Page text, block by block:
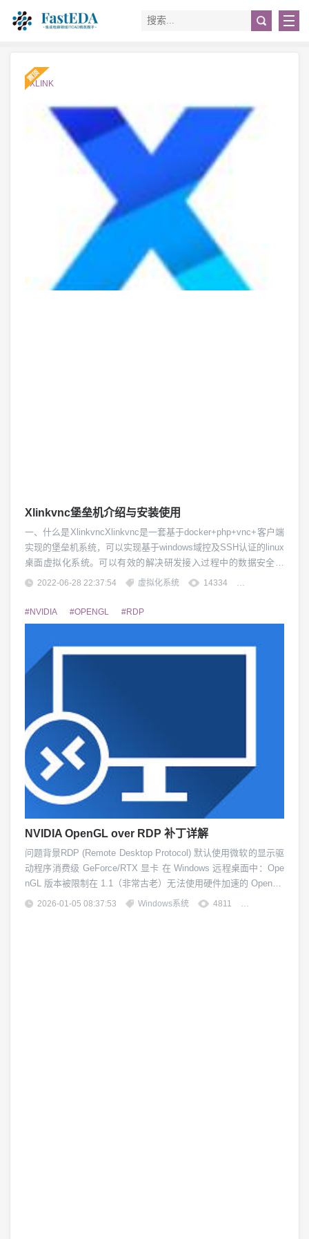
#XLINK
Xlinkvnc堡垒机介绍与安装使用
一、什么是XlinkvncXlinkvnc是一套基于docker+php+vnc+客户端
实现的堡垒机系统，可以实现基于windows域控及SSH认证的linux
桌面虚拟化系统。可以有效的解决研发接入过程中的数据安全管
控及统一认证管理。二、Xlinkvnc有哪些功能1、统一认证，支持
功能3、可针对企业研发实现接入管控及远...
2022-06-28 22:37:54 虚拟化系统 14334
#NVIDIA #OPENGL #RDP
NVIDIA OpenGL over RDP 补丁详解
问题背景RDP (Remote Desktop Protocol) 默认使用微软的显示驱
动程序消费级 GeForce/RTX 显卡 在 Windows 远程桌面中：Ope
nGL 版本被限制在 1.1（非常古老）无法使用硬件加速的 OpenGL
影响大量专业应用（CAD、3D建模、科学计算等）解决方案NVID
2026-01-05 08:37:53 Windows系统 4811